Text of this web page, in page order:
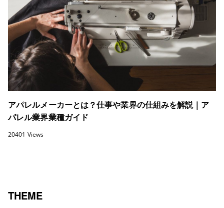
アパレルメーカーとは？仕事や業界の仕組みを解説｜ア
パレル業界業種ガイド
20401 Views
THEME